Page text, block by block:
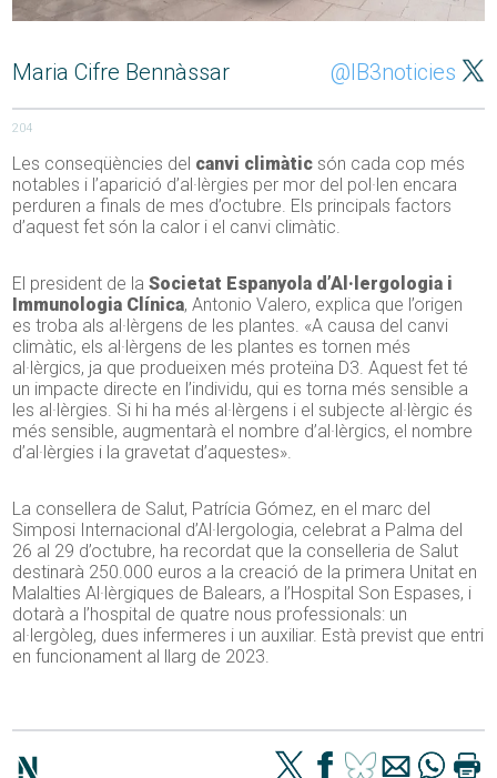
Maria Cifre Bennàssar @IB3noticies
204
Les conseqüències del canvi climàtic són cada cop més
notables i l’aparició d’al·lèrgies per mor del pol·len encara
perduren a finals de mes d’octubre. Els principals factors
d’aquest fet són la calor i el canvi climàtic.
El president de laSocietat Espanyola d’Al·lergologia i
Immunologia Clínica, Antonio Valero, explica que l’origen
es troba als al·lèrgens de les plantes. «A causa del canvi
climàtic, els al·lèrgens de les plantes es tornen més
al·lèrgics, ja que produeixen més proteïna D3. Aquest fet té
un impacte directe en l’individu, qui es torna més sensible a
les al·lèrgies. Si hi ha més al·lèrgens i el subjecte al·lèrgic és
més sensible, augmentarà el nombre d’al·lèrgics, el nombre
d’al·lèrgies i la gravetat d’aquestes».
La consellera de Salut, Patrícia Gómez, en el marc del
Simposi Internacional d’Al·lergologia, celebrat a Palma del
26 al 29 d’octubre, ha recordat que la conselleria de Salut
destinarà 250.000 euros a la creació de la primera Unitat en
Malalties Al·lèrgiques de Balears, a l’Hospital Son Espases, i
dotarà a l’hospital de quatre nous professionals: un
al·lergòleg, dues infermeres i un auxiliar. Està previst que entri
en funcionament al llarg de 2023.